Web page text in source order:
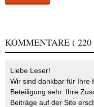
KOMMENTARE ( 220
Liebe Leser!
Wir sind dankbar für Ihre
Beteiligung sehr. Ihre
Beiträge auf der Site